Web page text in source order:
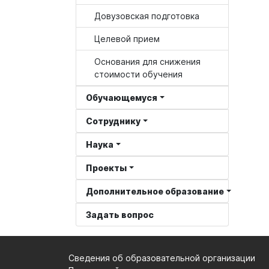
Довузовская подготовка
Целевой прием
Основания для снижения
стоимости обучения
Обучающемуся
Сотруднику
Наука
Проекты
Дополнительное образование
Задать вопрос
Сведения об образовательной организации